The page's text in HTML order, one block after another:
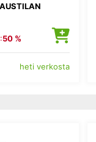
50 %
heti verkosta